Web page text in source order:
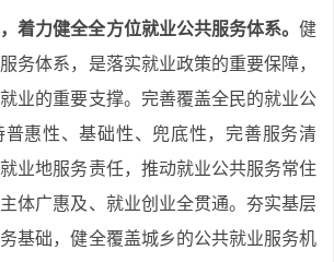
着力健全全方位就业公共服务体系。 健
务体系，是落实就业政策的重要保障，
业的重要支撑。完善覆盖全民的就业公
惠性、基础性、兜底性，完善服务清
业地服务责任，推动就业公共服务常住
体广惠及、就业创业全贯通。夯实基层
基础，健全覆盖城乡的公共就业服务机